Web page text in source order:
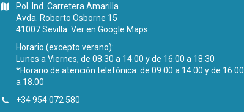
Pol. Ind. Carretera Amarilla
Avda. Roberto Osborne 15
41007 Sevilla.Ver en Google Maps
Horario (excepto verano):
Lunes a Viernes, de 08.30 a 14.00 y de 16.00 a 18.30
*Horario de atención telefónica: de 09.00 a 14.00 y de 16.00
a 18.00
+34 954 072 580